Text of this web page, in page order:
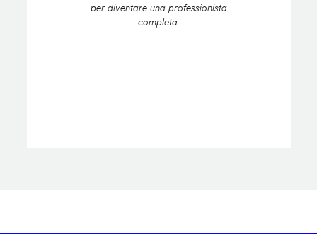
per diventare una professionista
completa.